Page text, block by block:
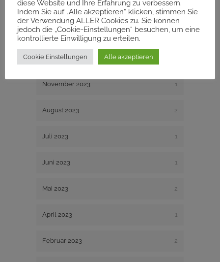
Dezember 2024 1
August 2024 1
Dezember 2023
November 2023 1
August 2023 2
Juli 2023 1
Juni 2023 1
Mai 2023 2
April 2023 1
Februar 2023 2
diese Website und Ihre Erfahrung zu verbessern.
Indem Sie auf „Alle akzeptieren“ klicken, stimmen Sie
der Verwendung ALLER Cookies zu. Sie können
jedoch die „Cookie-Einstellungen“ besuchen, um eine
kontrollierte Einwilligung zu erteilen.
Cookie Einstellungen Alle akzeptieren